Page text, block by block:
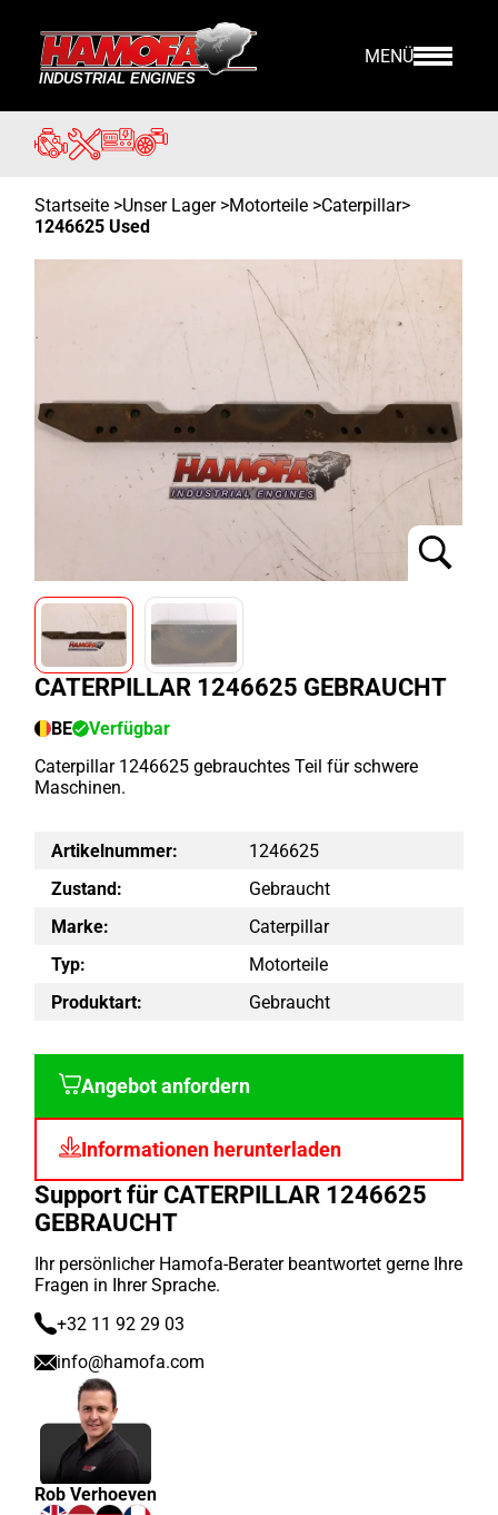
MENÜ
Startseite >Unser Lager>Motorteile >Caterpillar>
1246625 Used
CATERPILLAR 1246625 GEBRAUCHT
BE
Verfügbar
Caterpillar 1246625 gebrauchtes Teil für schwere
Maschinen.
Artikelnummer:
1246625
Zustand:
Gebraucht
Marke:
Caterpillar
Typ:
Motorteile
Produktart:
Gebraucht
Angebot anfordern
Informationen herunterladen
Support für CATERPILLAR 1246625
GEBRAUCHT
Ihr persönlicher Hamofa-Berater beantwortet gerne Ihre
Fragen in Ihrer Sprache.
+32 11 92 29 03
info@hamofa.com
Rob Verhoeven